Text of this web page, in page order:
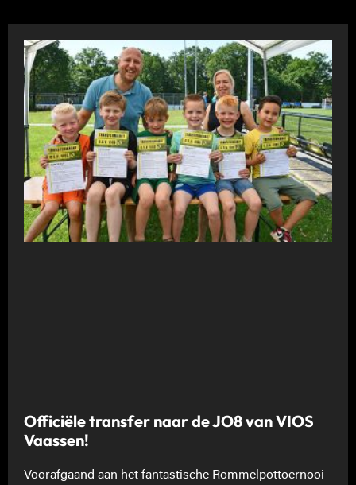
Officiële transfer naar de JO8 van VIOS
Vaassen!
Voorafgaand aan het fantastische Rommelpottoernooi